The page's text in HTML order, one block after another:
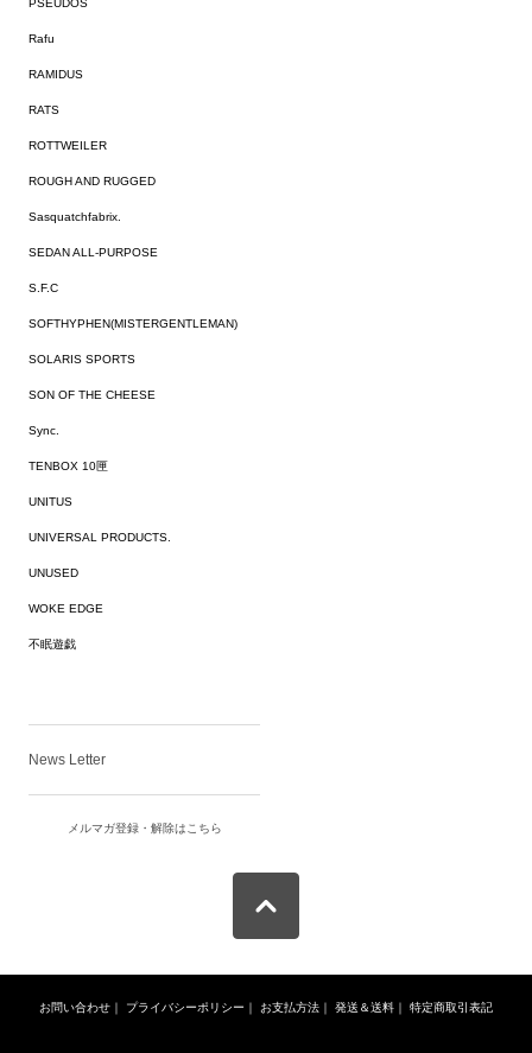
PSEUDOS
Rafu
RAMIDUS
RATS
ROTTWEILER
ROUGH AND RUGGED
Sasquatchfabrix.
SEDAN ALL-PURPOSE
S.F.C
SOFTHYPHEN(MISTERGENTLEMAN)
SOLARIS SPORTS
SON OF THE CHEESE
Sync.
TENBOX 10匣
UNITUS
UNIVERSAL PRODUCTS.
UNUSED
WOKE EDGE
不眠遊戯
News Letter
メルマガ登録・解除はこちら
お問い合わせ プライバシーポリシー お支払方法 発送＆送料 特定商取引表記